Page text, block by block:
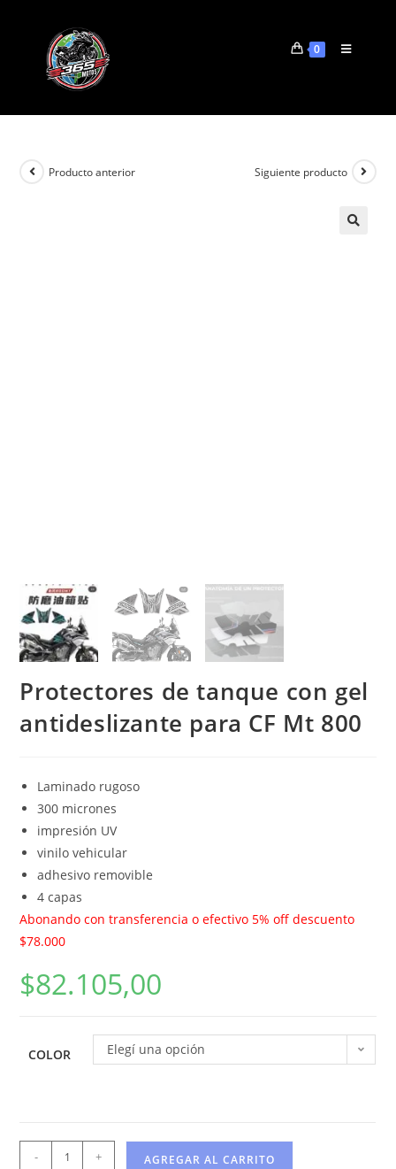
0
Producto anterior Siguiente producto
Protectores de tanque con gel
antideslizante para CF Mt 800
Laminado rugoso
300 micrones
impresión UV
vinilo vehicular
adhesivo removible
4 capas
Abonando con transferencia o efectivo 5% off descuento
$78.000
$82.105,00
COLOR Elegí una opción
- + AGREGAR AL CARRITO